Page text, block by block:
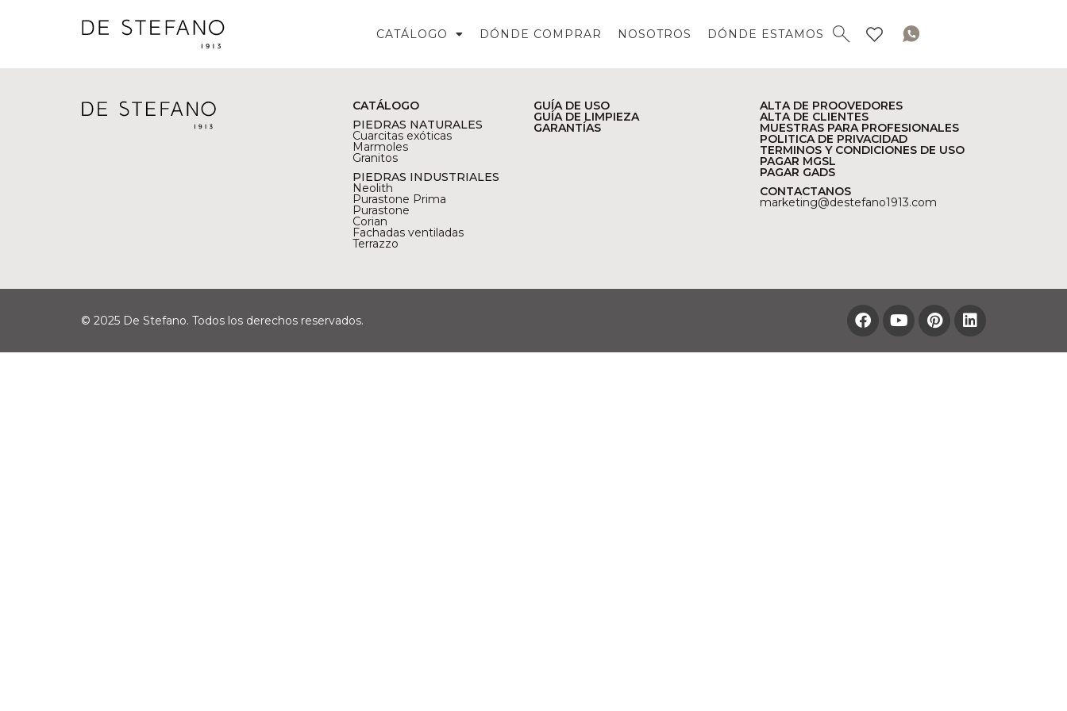
CATÁLOGO DÓNDE COMPRAR NOSOTROS DÓNDE ESTAMOS
CATÁLOGO
PIEDRAS NATURALES
Cuarcitas exóticas
Marmoles
Granitos
PIEDRAS INDUSTRIALES
Neolith
Purastone Prima
Purastone
Corian
Fachadas ventiladas
Terrazzo
GUÍA DE USO
GUÍA DE LIMPIEZA
GARANTÍAS
ALTA DE PROOVEDORES
ALTA DE CLIENTES
MUESTRAS PARA PROFESIONALES
POLITICA DE PRIVACIDAD
TERMINOS Y CONDICIONES DE USO
PAGAR MGSL
PAGAR GADS
CONTACTANOS
marketing@destefano1913.com
© 2025 De Stefano. Todos los derechos reservados.